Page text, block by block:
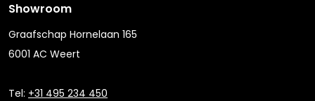
Showroom
Graafschap Hornelaan 165
6001 AC Weert
Tel: +31 495 234 450